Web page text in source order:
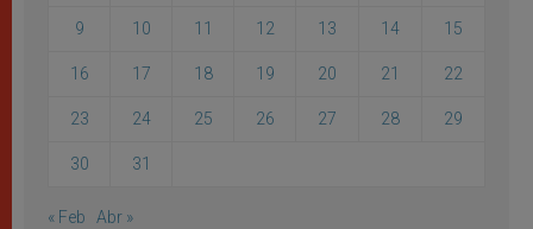
9 10 11 12 13 14 15
16 17 18 19 20 21 22
23 24 25 26 27 28 29
30 31
« Feb Abr »